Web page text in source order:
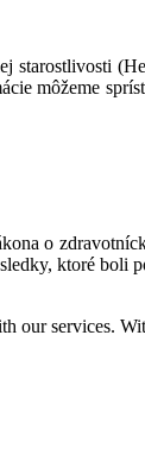
starostlivosti
môžeme
o
ktoré boli
our services.